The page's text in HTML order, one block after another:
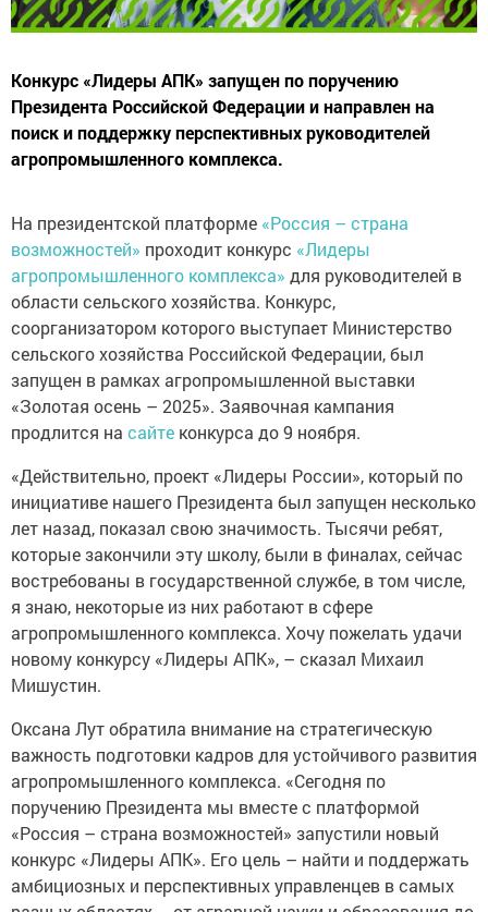
Конкурс «Лидеры АПК» запущен по поручению
Президента Российской Федерации и направлен на
поиск и поддержку перспективных руководителей
агропромышленного комплекса.
На президентской платформе «Россия – страна
возможностей» проходит конкурс «Лидеры
агропромышленного комплекса» для руководителей в
области сельского хозяйства. Конкурс,
соорганизатором которого выступает Министерство
сельского хозяйства Российской Федерации, был
запущен в рамках агропромышленной выставки
«Золотая осень – 2025». Заявочная кампания
продлится на сайте конкурса до 9 ноября.
«Действительно, проект «Лидеры России», который по
инициативе нашего Президента был запущен несколько
лет назад, показал свою значимость. Тысячи ребят,
которые закончили эту школу, были в финалах, сейчас
востребованы в государственной службе, в том числе,
я знаю, некоторые из них работают в сфере
агропромышленного комплекса. Хочу пожелать удачи
новому конкурсу «Лидеры АПК», – сказал Михаил
Мишустин.
Оксана Лут обратила внимание на стратегическую
важность подготовки кадров для устойчивого развития
агропромышленного комплекса. «Сегодня по
поручению Президента мы вместе с платформой
«Россия – страна возможностей» запустили новый
конкурс «Лидеры АПК». Его цель – найти и поддержать
амбициозных и перспективных управленцев в самых